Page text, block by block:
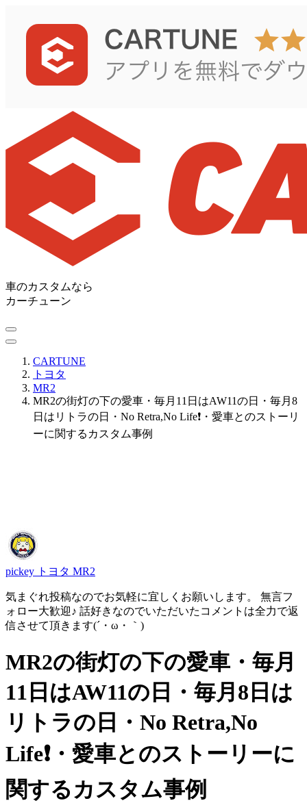
車のカスタムなら
カーチューン
CARTUNE
トヨタ
MR2
MR2の街灯の下の愛車・毎月11日はAW11の日・毎月8
日はリトラの日・No Retra,No Life❗️・愛車とのストーリ
ーに関するカスタム事例
pickey トヨタ MR2
気まぐれ投稿なのでお気軽に宜しくお願いします。 無言フ
ォロー大歓迎♪ 話好きなのでいただいたコメントは全力で返
信させて頂きます(´・ω・｀)
MR2の街灯の下の愛車・毎月
11日はAW11の日・毎月8日は
リトラの日・No Retra,No
Life❗️・愛車とのストーリーに
関するカスタム事例